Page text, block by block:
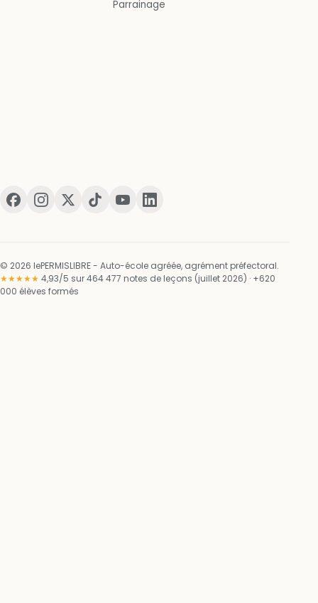
Parrainage
© 2026 lePERMISLIBRE - Auto-école agréée, agrément préfectoral.
★★★★★ 4,93/5 sur 464 477 notes de leçons (juillet 2026) · +620
000 élèves formés